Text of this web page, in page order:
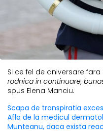
Si ce fel de aniversare fara
rodnica in continuare,
spus Elena Manciu.
Scapa de transpiratia
Afla de la medicul
Munteanu, daca exista